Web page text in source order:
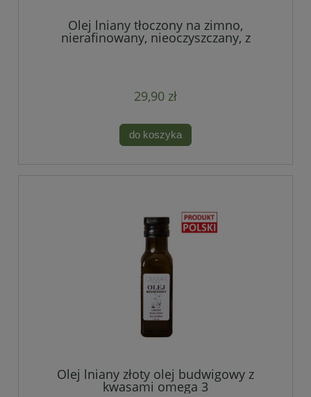
Olej lniany tłoczony na zimno,
nierafinowany, nieoczyszczany, z
polskiej olejarni
29,90 zł
do koszyka
Olej lniany złoty olej budwigowy z
kwasami omega 3